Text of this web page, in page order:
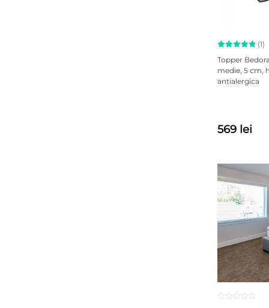
Evaluat la
5.00
din 5 pe
baza unei
(1)
Topper
medie, 5 cm,
antialergica
569 lei